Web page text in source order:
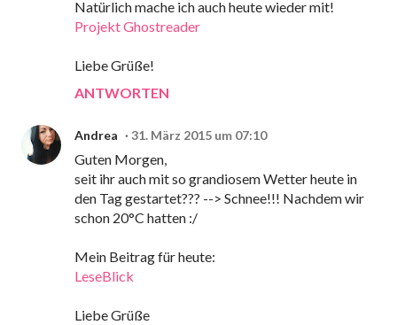
Natürlich mache ich auch heute wieder mit!
Projekt Ghostreader
Liebe Grüße!
ANTWORTEN
Andrea 31. März 2015 um 07:10
Guten Morgen,
seit ihr auch mit so grandiosem Wetter heute in
den Tag gestartet??? --> Schnee!!! Nachdem wir
schon 20°C hatten :/
Mein Beitrag für heute:
LeseBlick
Liebe Grüße